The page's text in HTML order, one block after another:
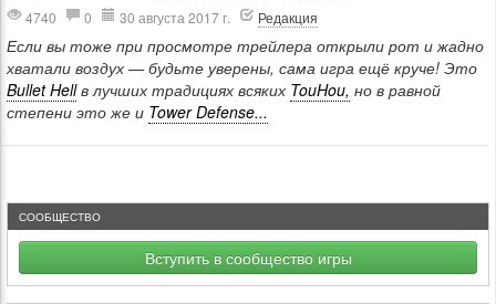
4740
0 30 августа 2017 г. Редакция
Если вы тоже при просмотре трейлера открыли рот и жадно
хватали воздух — будьте уверены, сама игра ещё круче! Это
Bullet Hellв лучших традициях всяких TouHou, но в равной
степени это же и Tower Defense...
СООБЩЕСТВО
Вступить в сообщество игры